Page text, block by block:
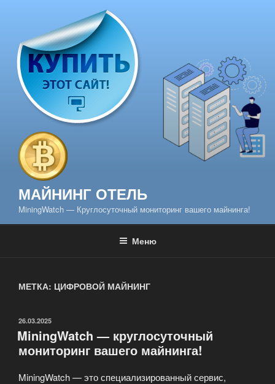
содержимому
МАЙНИНГ ОТЕЛЬ
MiningWatch — Круглосуточный мониторинг вашего майнинга!
Меню
МЕТКА: ЦИФРОВОЙ МАЙНИНГ
ОПУБЛИКОВАНО
26.03.2025
MiningWatch — круглосуточный
мониторинг вашего майнинга!
MiningWatch — это специализированный сервис,